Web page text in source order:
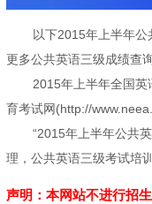
以下2015年上半年公
更多公共英语三级成绩查
2015年上半年全国英
育考试网(http://
“2015年上半年公共
理，公共英语三级考试培
声明：本网站不进行招